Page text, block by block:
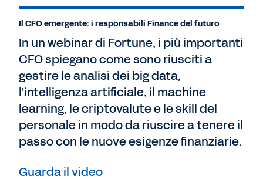
Il CFO emergente: i responsabili Finance del futuro
In un webinar di Fortune, i più importanti
CFO spiegano come sono riusciti a
gestire le analisi dei big data,
l'intelligenza artificiale, il machine
learning, le criptovalute e le skill del
personale in modo da riuscire a tenere il
passo con le nuove esigenze finanziarie.
Guarda il video